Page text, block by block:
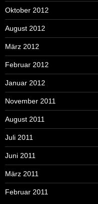
Oktober 2012
August 2012
März 2012
Februar 2012
Januar 2012
November 2011
August 2011
Juli 2011
Juni 2011
März 2011
Februar 2011